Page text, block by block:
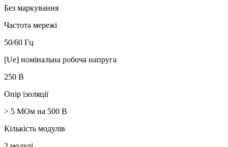
Без маркування
Частота мережі
50/60 Гц
[Ue] номінальна робоча напруга
250 В
Опір ізоляції
> 5 МОм на 500 В
Кількість модулів